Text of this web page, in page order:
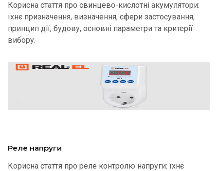
Корисна стаття про свинцево-кислотні акумулятори:
їхнє призначення, визначення, сфери застосування,
принцип дії, будову, основні параметри та критерії
вибору.
Реле напруги
Корисна стаття про реле контролю напруги: їхнє